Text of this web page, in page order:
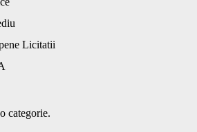
Licitatii
categorie.